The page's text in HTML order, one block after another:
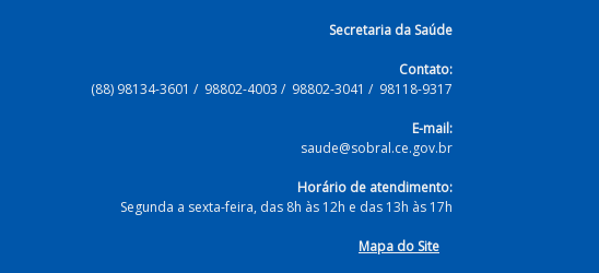
Secretaria da Saúde
Contato:
(88) 98134-3601 / 98802-4003 / 98802-3041 / 98118-9317
E-mail:
saude@sobral.ce.gov.br
Horário de atendimento:
Segunda a sexta-feira, das 8h às 12h e das 13h às 17h
Mapa do Site